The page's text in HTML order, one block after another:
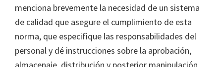
menciona brevemente la necesidad de un sistema
de calidad que asegure el cumplimiento de esta
norma, que especifique las responsabilidades del
personal y dé instrucciones sobre la aprobación,